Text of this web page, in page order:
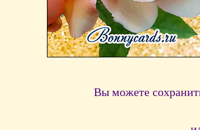
Вы можете